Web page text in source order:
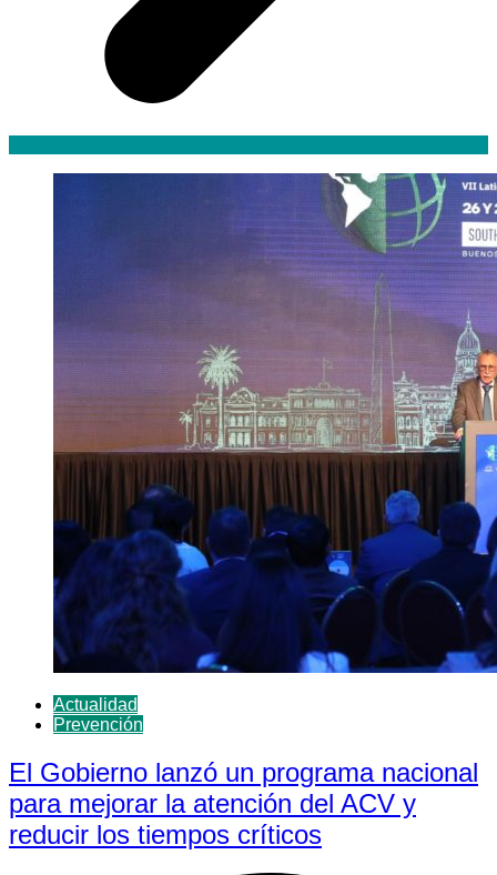
Actualidad
Prevención
El Gobierno lanzó un programa nacional
para mejorar la atención del ACV y
reducir los tiempos críticos